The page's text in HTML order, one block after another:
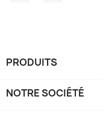
PRODUITS
NOTRE SOCIÉTÉ